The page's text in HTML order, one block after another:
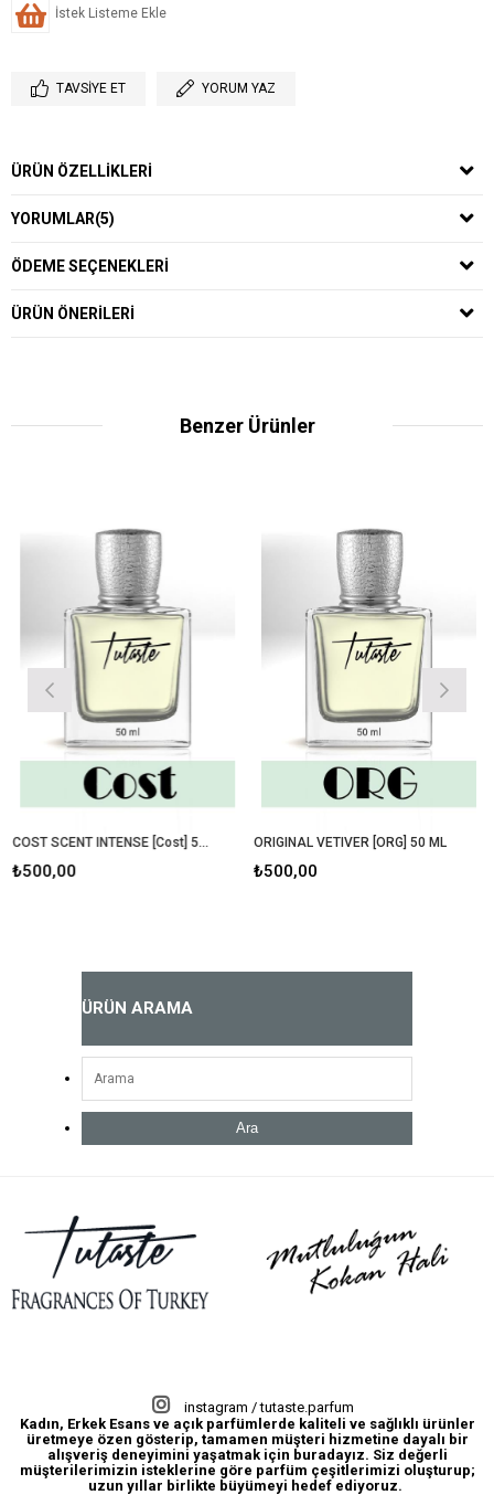
İstek Listeme Ekle
TAVSIYE ET YORUM YAZ
ÜRÜN ÖZELLIKLERI
YORUMLAR(5)
ÖDEME SEÇENEKLERI
ÜRÜN ÖNERILERI
Benzer Ürünler
COST SCENT INTENSE [Cost] 50 ML
₺500,00
ORIGINAL VETIVER [ORG] 50 ML
₺500,00
ÜRÜN ARAMA
Ara
instagram / tutaste.parfum
Kadın, Erkek Esans ve açık parfümlerde kaliteli ve sağlıklı ürünler
üretmeye özen gösterip, tamamen müşteri hizmetine dayalı bir
alışveriş deneyimini yaşatmak için buradayız. Siz değerli
müşterilerimizin isteklerine göre parfüm çeşitlerimizi oluşturup;
uzun yıllar birlikte büyümeyi hedef ediyoruz.